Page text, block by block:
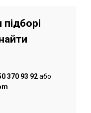
370 93 92або